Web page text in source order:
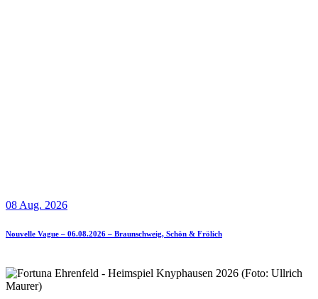
08 Aug. 2026
Nouvelle Vague – 06.08.2026 – Braunschweig, Schön & Frölich